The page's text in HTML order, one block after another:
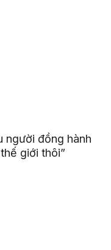
người đồng hành
giới thôi”